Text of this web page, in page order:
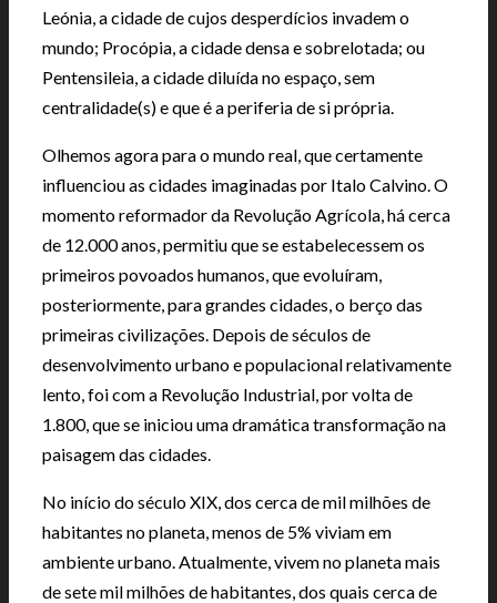
Leónia, a cidade de cujos desperdícios invadem o
mundo; Procópia, a cidade densa e sobrelotada; ou
Pentensileia, a cidade diluída no espaço, sem
centralidade(s) e que é a periferia de si própria.
Olhemos agora para o mundo real, que certamente
influenciou as cidades imaginadas por Italo Calvino. O
momento reformador da Revolução Agrícola, há cerca
de 12.000 anos, permitiu que se estabelecessem os
primeiros povoados humanos, que evoluíram,
posteriormente, para grandes cidades, o berço das
primeiras civilizações. Depois de séculos de
desenvolvimento urbano e populacional relativamente
lento, foi com a Revolução Industrial, por volta de
1.800, que se iniciou uma dramática transformação na
paisagem das cidades.
No início do século XIX, dos cerca de mil milhões de
habitantes no planeta, menos de 5% viviam em
ambiente urbano. Atualmente, vivem no planeta mais
de sete mil milhões de habitantes, dos quais cerca de